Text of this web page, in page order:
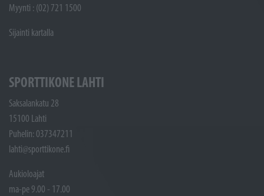
Myynti : (02) 721 1500
Sijainti kartalla
SPORTTIKONE LAHTI
Saksalankatu 28
15100 Lahti
Puhelin: 037347211
lahti@sporttikone.fi
Aukioloajat
ma-pe 9.00 - 17.00